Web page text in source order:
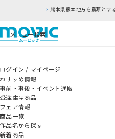
熊本県熊本地方を震源とす
メニュー検索
ログイン / マイページ
おすすめ情報
事前・事後・イベント通販
受注生産商品
フェア情報
商品一覧
作品名から探す
新着商品